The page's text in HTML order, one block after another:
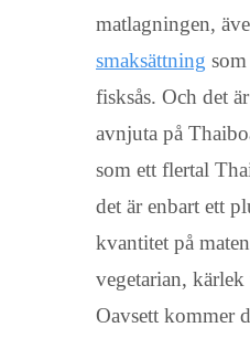
matlagningen,
smaksättning
fisksås. Och det
avnjuta på
som ett flertal
det är enbart ett
kvantitet på
vegetarian,
Oavsett kommer